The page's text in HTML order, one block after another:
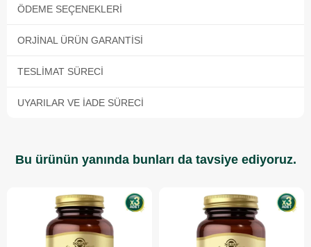
ÖDEME SEÇENEKLERI
ORJINAL ÜRÜN GARANTISI
TESLIMAT SÜRECI
UYARILAR VE İADE SÜRECI
Bu ürünün yanında bunları da tavsiye ediyoruz.